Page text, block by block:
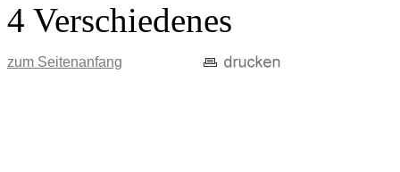
4 Verschiedenes
zum Seitenanfang